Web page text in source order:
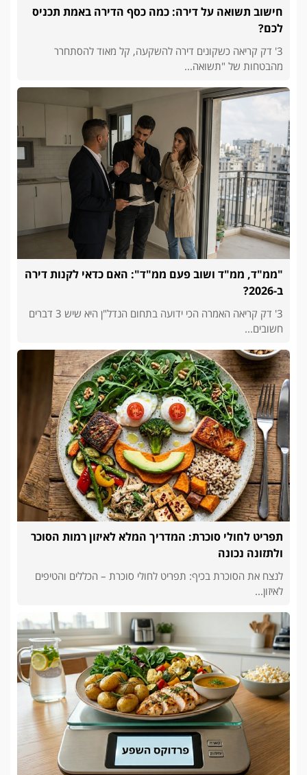
חישוב תשואה על דירה: כמה כסף הדירה באמת תכניס
לכם?
3' דק קריאה כשקונים דירה להשקעה, קל מאוד להסתחרר
מהבטחות של "תשואה...
"ממ"ד, ממ"ד ושוב פעם ממ"ד": האם כדאי לקנות דירה
ב-2026?
3' דק קריאה האמרה הכי ידועה בתחום הנדל"ן היא שיש 3 דברים
חשובים...
תפריט לחולי סוכרת: המדריך המלא לאיזון רמות הסוכר
ולתזונה נכונה
לנצח את הסוכרת בכיף: תפריט לחולי סוכרת – הכללים והטיפים
לאיזון...